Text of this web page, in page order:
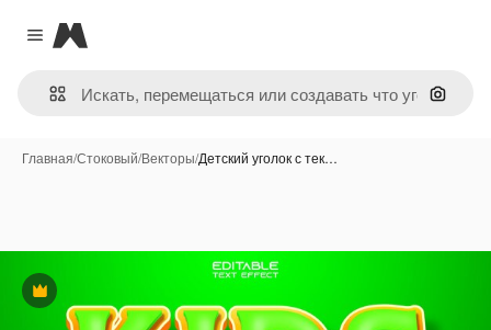
Close menu
Magnific
Поиск
Главная/Стоковый/Векторы/Детский уголок с тек…
Премиум